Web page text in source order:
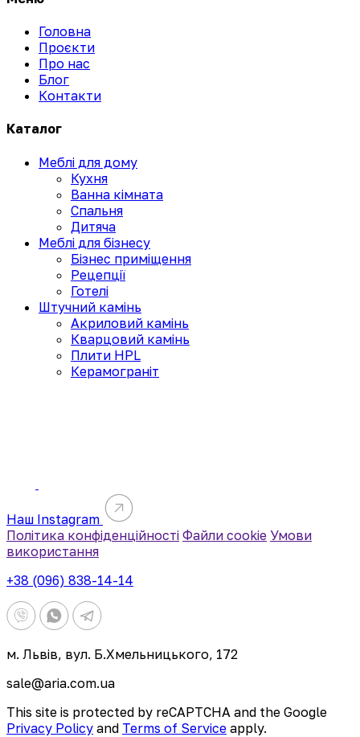
Головна
Проєкти
Про нас
Блог
Контакти
Каталог
Меблі для дому
Кухня
Ванна кімната
Спальня
Дитяча
Меблі для бізнесу
Бізнес приміщення
Рецепції
Готелі
Штучний камінь
Акриловий камінь
Кварцовий камінь
Плити HPL
Керамограніт
Наш Instagram
Політика конфіденційності Файли cookie Умови
використання
+38 (096) 838-14-14
м. Львів, вул. Б.Хмельницького, 172
sale@aria.com.ua
This site is protected by reCAPTCHA and the Google
Privacy Policy and Terms of Service apply.